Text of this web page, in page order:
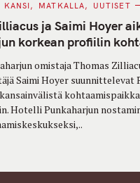
KANSI MATKALLA UUTISET
ja Saimi Hoyer
korkean profiilin
omistaja Thomas
Saimi Hoyer suunnittelevat
Hotelli Punkaharjun